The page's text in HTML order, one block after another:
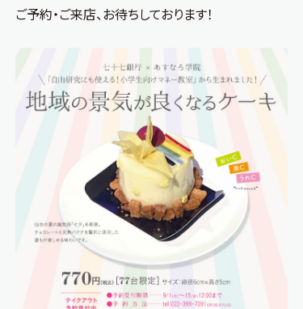
ご予約・ご来店、お待ちしております！